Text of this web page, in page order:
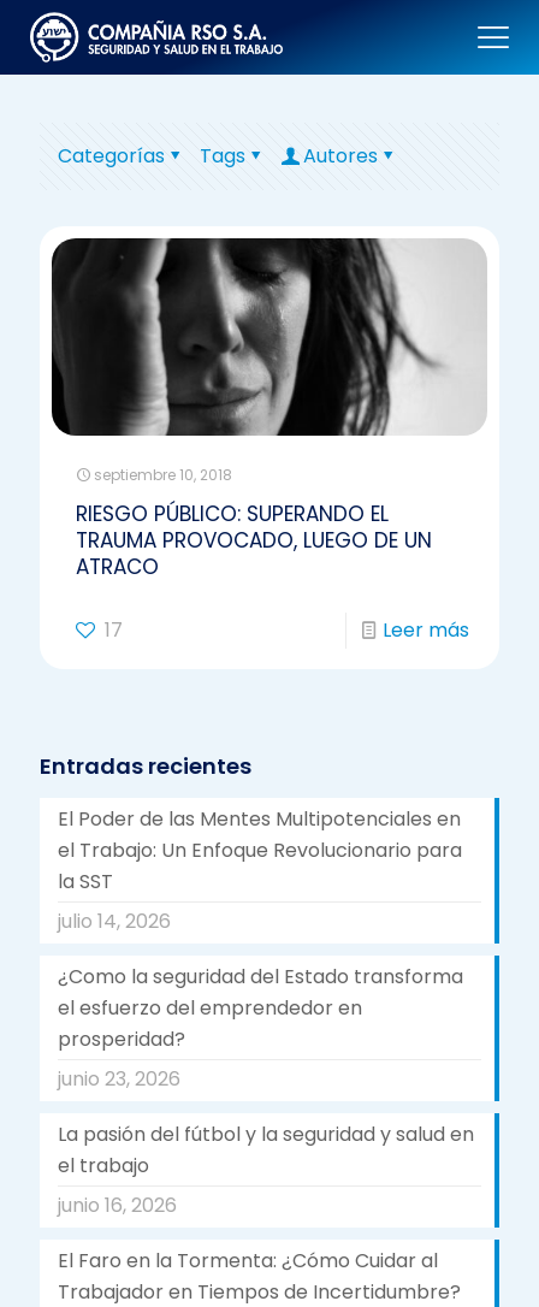
Categorías Tags Autores
septiembre 10, 2018
RIESGO PÚBLICO: SUPERANDO EL
TRAUMA PROVOCADO, LUEGO DE UN
ATRACO
17 Leer más
Entradas recientes
El Poder de las Mentes Multipotenciales en
el Trabajo: Un Enfoque Revolucionario para
la SST
julio 14, 2026
¿Como la seguridad del Estado transforma
el esfuerzo del emprendedor en
prosperidad?
junio 23, 2026
La pasión del fútbol y la seguridad y salud en
el trabajo
junio 16, 2026
El Faro en la Tormenta: ¿Cómo Cuidar al
Trabajador en Tiempos de Incertidumbre?